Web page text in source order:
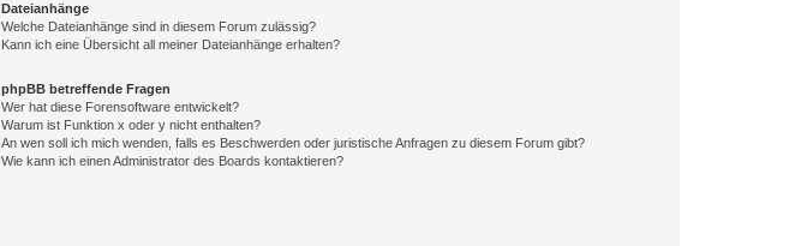
Dateianhänge
Welche Dateianhänge sind in diesem Forum zulässig?
Kann ich eine Übersicht all meiner Dateianhänge erhalten?
phpBB betreffende Fragen
Wer hat diese Forensoftware entwickelt?
Warum ist Funktion x oder y nicht enthalten?
An wen soll ich mich wenden, falls es Beschwerden oder juristische Anfragen zu diesem Forum gibt?
Wie kann ich einen Administrator des Boards kontaktieren?